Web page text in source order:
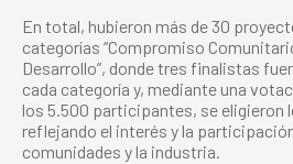
En total, hubieron más de 30
categorías “Compromiso
Desarrollo”, donde tres finalistas
cada categoría y, mediante una
los 5.500 participantes, se eligieron
reflejando el interés y la
comunidades y la industria.